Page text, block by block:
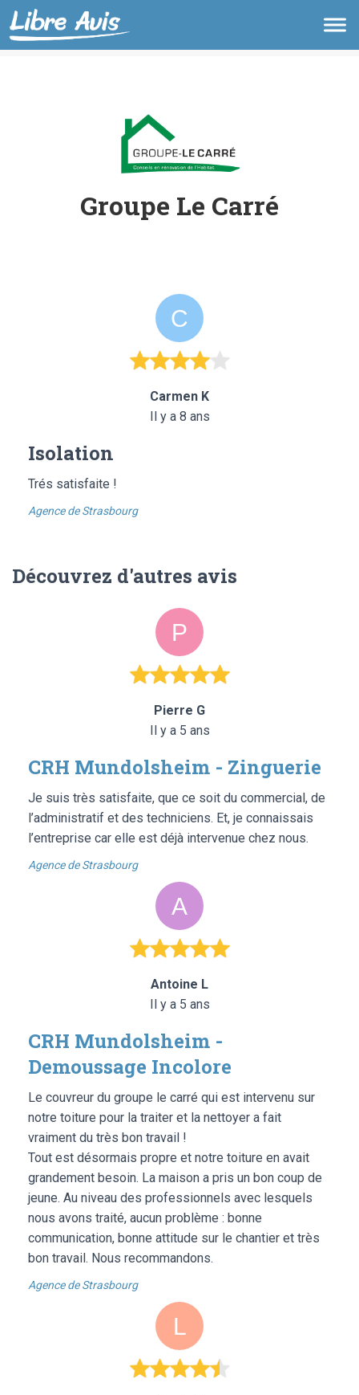
Groupe Le Carré
Carmen K
Il y a 8 ans
Isolation
Trés satisfaite !
Agence de Strasbourg
Découvrez d'autres avis
Pierre G
Il y a 5 ans
CRH Mundolsheim - Zinguerie
Je suis très satisfaite, que ce soit du commercial, de
l’administratif et des techniciens. Et, je connaissais
l’entreprise car elle est déjà intervenue chez nous.
Agence de Strasbourg
Antoine L
Il y a 5 ans
CRH Mundolsheim -
Demoussage Incolore
Le couvreur du groupe le carré qui est intervenu sur
notre toiture pour la traiter et la nettoyer a fait
vraiment du très bon travail !
Tout est désormais propre et notre toiture en avait
grandement besoin. La maison a pris un bon coup de
jeune. Au niveau des professionnels avec lesquels
nous avons traité, aucun problème : bonne
communication, bonne attitude sur le chantier et très
bon travail. Nous recommandons.
Agence de Strasbourg